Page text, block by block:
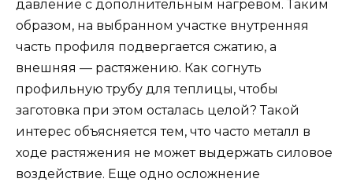
давление с дополнительным нагревом. Таким
образом, на выбранном участке внутренняя
часть профиля подвергается сжатию, а
внешняя — растяжению. Как согнуть
профильную трубу для теплицы, чтобы
заготовка при этом осталась целой? Такой
интерес объясняется тем, что часто металл в
ходе растяжения не может выдержать силовое
воздействие. Еще одно осложнение